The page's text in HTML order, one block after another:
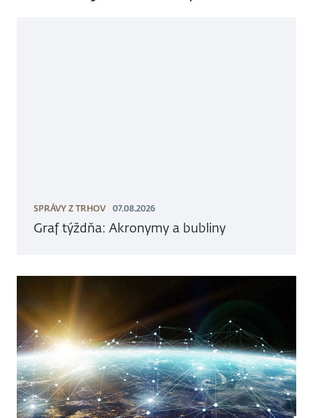
SPRÁVY Z TRHOV 07.08.2026
Graf týždňa: Akronymy a bubliny